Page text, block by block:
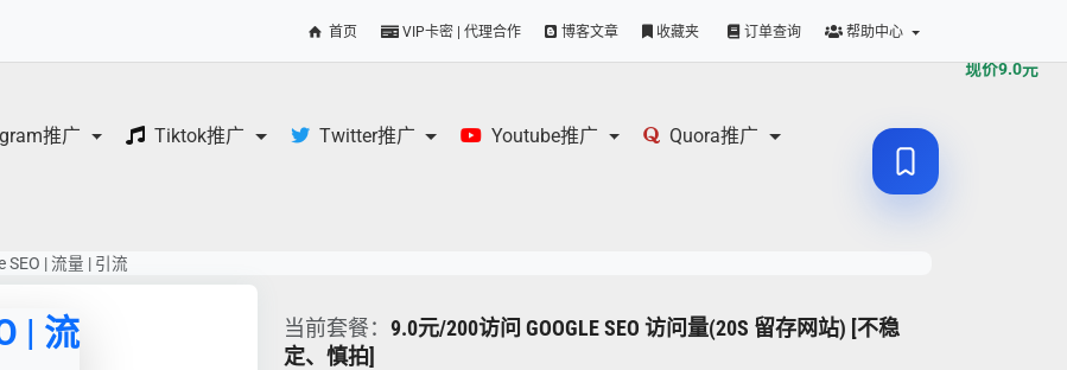
首页 VIP卡密 | 代理合作 博客文章 收藏夹 订单查询 帮助中心
推广 Tiktok推广 Twitter推广 Youtube推广 Quora推广
SEO | 流量 | 引流
| 流
现价9.0元
当前套餐： 9.0元/200访问 GOOGLE SEO 访问量(20S 留存网站) [不稳
定、慎拍]